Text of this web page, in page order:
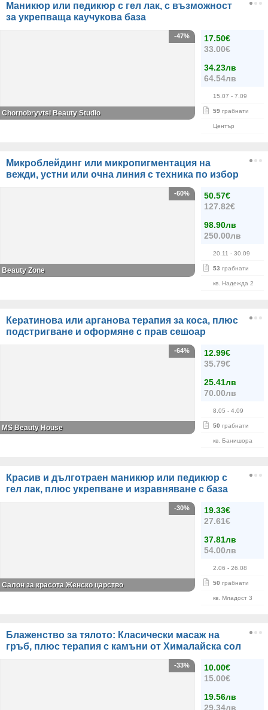
Маникюр или педикюр с гел лак, с възможност
за укрепваща каучукова база
17.50€
33.00€
34.23лв
64.54лв
15.07 - 7.09
59 грабнати
Център
-47%
Chornobryvtsi Beauty Studio
Микроблейдинг или микропигментация на
вежди, устни или очна линия с техника по избор
50.57€
127.82€
98.90лв
250.00лв
20.11 - 30.09
53 грабнати
кв. Надежда 2
-60%
Beauty Zone
Кератинова или арганова терапия за коса, плюс
подстригване и оформяне с прав сешоар
12.99€
35.79€
25.41лв
70.00лв
8.05 - 4.09
50 грабнати
кв. Банишора
-64%
МS Beauty House
Красив и дълготраен маникюр или педикюр с
гел лак, плюс укрепване и изравняване с база
19.33€
27.61€
37.81лв
54.00лв
2.06 - 26.08
50 грабнати
кв. Младост 3
-30%
Салон за красота Женско царство
Блаженство за тялото: Класически масаж на
гръб, плюс терапия с камъни от Хималайска сол
10.00€
15.00€
19.56лв
29.34лв
-33%